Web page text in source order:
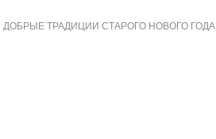
ДОБРЫЕ ТРАДИЦИИ СТАРОГО НОВОГО ГОДА